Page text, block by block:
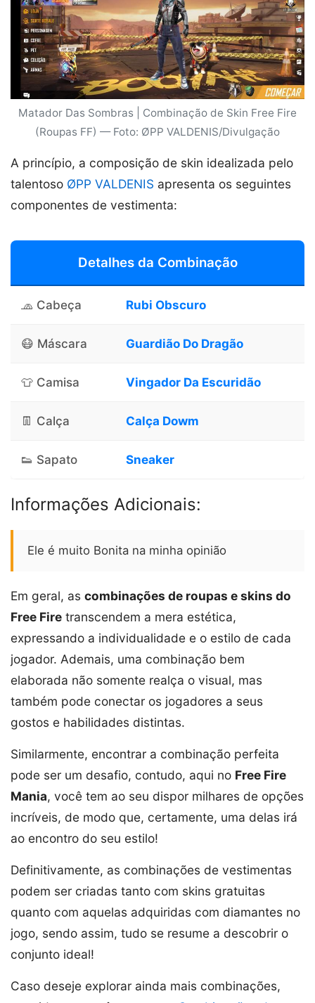
Matador Das Sombras | Combinação de Skin Free Fire
(Roupas FF) — Foto: ØPP VALDENIS/Divulgação
A princípio, a composição de skin idealizada pelo
talentoso ØPP VALDENIS apresenta os seguintes
componentes de vestimenta:
Detalhes da Combinação
🧢 Cabeça Rubi Obscuro
😷 Máscara Guardião Do Dragão
👕 Camisa Vingador Da Escuridão
👖 Calça Calça Dowm
👟 Sapato Sneaker
Informações Adicionais:
Ele é muito Bonita na minha opinião
Em geral, as combinações de roupas e skins do
Free Fire transcendem a mera estética,
expressando a individualidade e o estilo de cada
jogador. Ademais, uma combinação bem
elaborada não somente realça o visual, mas
também pode conectar os jogadores a seus
gostos e habilidades distintas.
Similarmente, encontrar a combinação perfeita
pode ser um desafio, contudo, aqui no Free Fire
Mania, você tem ao seu dispor milhares de opções
incríveis, de modo que, certamente, uma delas irá
ao encontro do seu estilo!
Definitivamente, as combinações de vestimentas
podem ser criadas tanto com skins gratuitas
quanto com aquelas adquiridas com diamantes no
jogo, sendo assim, tudo se resume a descobrir o
conjunto ideal!
Caso deseje explorar ainda mais combinações,